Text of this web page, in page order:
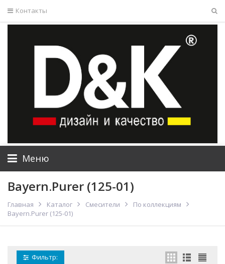
Контакты
Меню
Bayern.Purer (125-01)
Главная Каталог Смесители
По коллекциям
Bayern.Purer (125-01)
Фильтр: